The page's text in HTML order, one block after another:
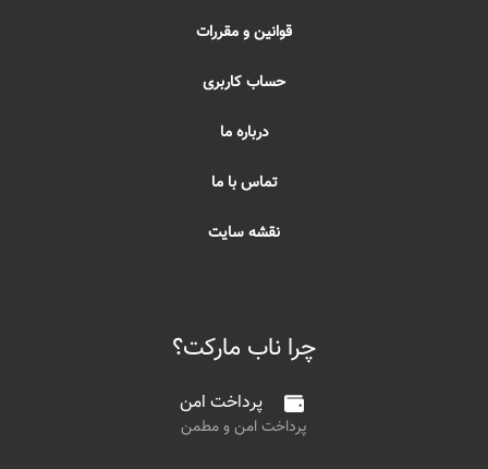
قوانین و مقررات
حساب کاربری
درباره ما
تماس با ما
نقشه سایت
چرا ناب مارکت؟
پرداخت امن
پرداخت امن و مطمن